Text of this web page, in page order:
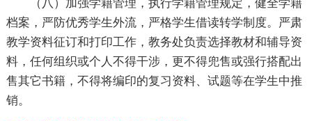
（八）加强学籍管理，执行学籍管理规定，健全学籍
档案，严防优秀学生外流，严格学生借读转学制度。严肃
教学资料征订和打印工作，教务处负责选择教材和辅导资
料，任何组织或个人不得干涉，更不得兜售或强行搭配出
售其它书籍，不得将编印的复习资料、试题等在学生中推
销。